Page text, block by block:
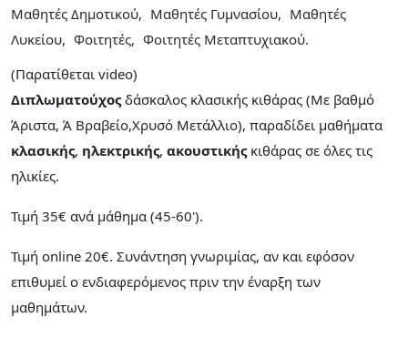
Μαθητές Δημοτικού Μαθητές Γυμνασίου
Μαθητές
Λυκείου
Φοιτητές
Φοιτητές Μεταπτυχιακού
(Παρατίθεται video)
Διπλωματούχοςδάσκαλος κλασικής κιθάρας (Με βαθμό
Άριστα, Ά Βραβείο,Χρυσό Μετάλλιο), παραδίδει μαθήματα
κλασικής, ηλεκτρικής, ακουστικήςκιθάρας σε όλες τις
ηλικίες.
Τιμή 35€ ανά μάθημα (45-60').
Τιμή online 20€. Συνάντηση γνωριμίας, αν και εφόσον
επιθυμεί ο ενδιαφερόμενος πριν την έναρξη των
μαθημάτων.